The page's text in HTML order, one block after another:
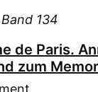
134
de Paris.
zum